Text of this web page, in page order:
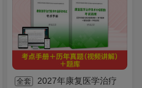
全套 2027年康复医学治疗